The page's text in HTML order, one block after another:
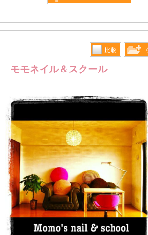
モモネイル＆スクール
比較す
る
します